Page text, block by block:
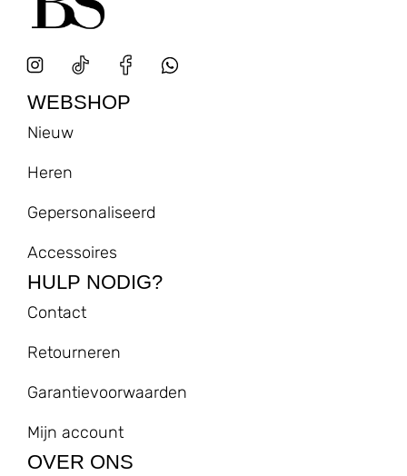
WEBSHOP
Nieuw
Heren
Gepersonaliseerd
Accessoires
HULP NODIG?
Contact
Retourneren
Garantievoorwaarden
Mijn account
OVER ONS